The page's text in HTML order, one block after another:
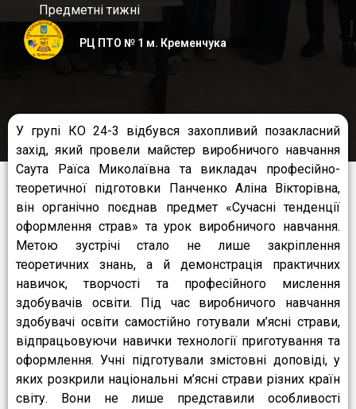
Предметні тижні
РЦ ПТО № 1 м. Кременчука
У групі КО 24-3 відбувся захопливий позакласний
захід, який провели майстер виробничого навчання
Саута Раїса Миколаївна та викладач професійно-
теоретичної підготовки Панченко Аліна Вікторівна,
він органічно поєднав предмет «Сучасні тенденції
оформлення страв» та урок виробничого навчання.
Метою зустрічі стало не лише закріплення
теоретичних знань, а й демонстрація практичних
навичок, творчості та професійного мислення
здобувачів освіти. Під час виробничого навчання
здобувачі освіти самостійно готували м’ясні страви,
відпрацьовуючи навички технології приготування та
оформлення. Учні підготували змістовні доповіді, у
яких розкрили національні м’ясні страви різних країн
світу. Вони не лише представили особливості